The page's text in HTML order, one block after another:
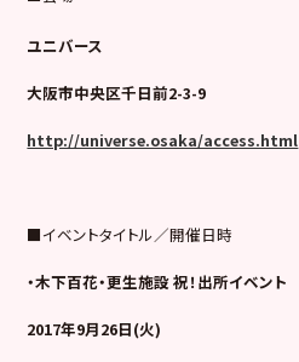
ユニバース
大阪市中央区千日前2-3-9
http://universe.osaka/access.html
■イベントタイトル／開催日時
・木下百花・更生施設 祝！出所イベント
2017年9月26日(火)